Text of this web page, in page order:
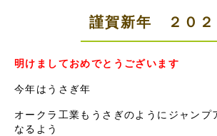
謹賀新年 ２０２
明けましておめでとうございます
今年はうさぎ年
オークラ工業もうさぎのようにジャンプ
なるよう